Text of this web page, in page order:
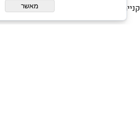
מאובטחת : מאשר